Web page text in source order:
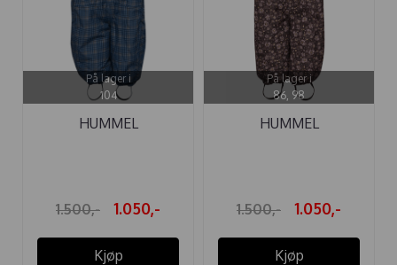
På lager i
104
HUMMEL
1.500,- 1.050,-
Kjøp
På lager i
86, 98
HUMMEL
1.500,- 1.050,-
Kjøp